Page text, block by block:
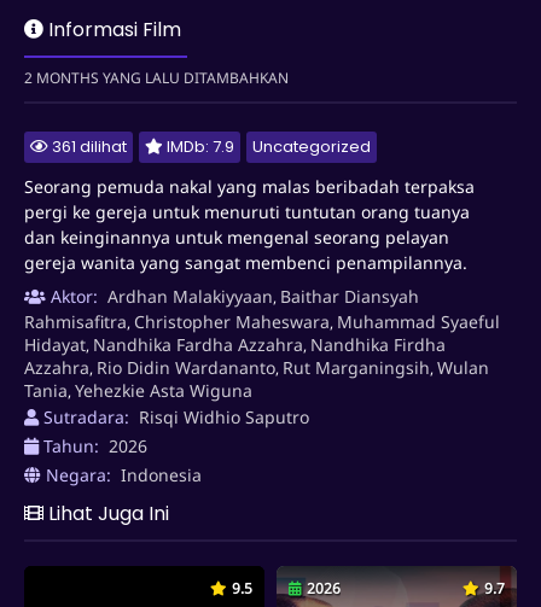
pergi ke gereja untuk menuruti tuntutan orang tuanya dan
keinginannya untuk mengenal seorang pelayan gereja
wanita yang sangat membenci penampilannya.
Informasi Film
2 MONTHS YANG LALU DITAMBAHKAN
361 dilihat IMDb: 7.9
Uncategorized
Seorang pemuda nakal yang malas beribadah terpaksa
pergi ke gereja untuk menuruti tuntutan orang tuanya
dan keinginannya untuk mengenal seorang pelayan
gereja wanita yang sangat membenci penampilannya.
Aktor: Ardhan Malakiyyaan, Baithar Diansyah
Rahmisafitra, Christopher Maheswara, Muhammad Syaeful
Hidayat, Nandhika Fardha Azzahra, Nandhika Firdha
Azzahra, Rio Didin Wardananto, Rut Marganingsih,Wulan
Tania,Yehezkie Asta Wiguna
Sutradara: Risqi Widhio Saputro
Tahun: 2026
Negara: Indonesia
Lihat Juga Ini
9.5 2026 9.7